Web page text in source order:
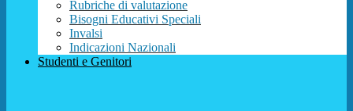
Rubriche di valutazione
Bisogni Educativi Speciali
Invalsi
Indicazioni Nazionali
Studenti e Genitori